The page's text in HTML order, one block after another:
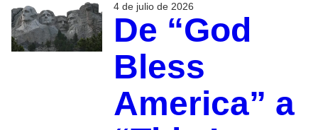
4 de julio de 2026
De “God
Bless
America” a